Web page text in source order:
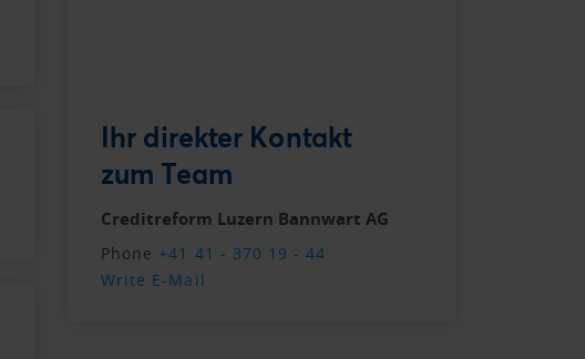
Ihr direkter Kontakt
zum Team
Creditreform Luzern Bannwart AG
Phone +41 41 - 370 19 - 44
Write E-Mail